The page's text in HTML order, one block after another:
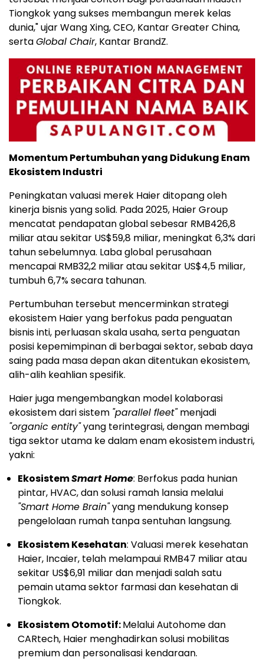
Tiongkok yang sukses membangun merek kelas
dunia," ujar Wang Xing, CEO, Kantar Greater China,
sertaGlobal Chair, Kantar BrandZ.
Momentum Pertumbuhan yang Didukung Enam
Ekosistem Industri
Peningkatan valuasi merek Haier ditopang oleh
kinerja bisnis yang solid. Pada 2025, Haier Group
mencatat pendapatan global sebesar RMB426,8
miliar atau sekitar US$59,8 miliar, meningkat 6,3% dari
tahun sebelumnya. Laba global perusahaan
mencapai RMB32,2 miliar atau sekitar US$4,5 miliar,
tumbuh 6,7% secara tahunan.
Pertumbuhan tersebut mencerminkan strategi
ekosistem Haier yang berfokus pada penguatan
bisnis inti, perluasan skala usaha, serta penguatan
posisi kepemimpinan di berbagai sektor, sebab daya
saing pada masa depan akan ditentukan ekosistem,
alih-alih keahlian spesifik.
Haier juga mengembangkan model kolaborasi
ekosistem dari sistem "parallel fleet"menjadi
"organic entity"yang terintegrasi, dengan membagi
tiga sektor utama ke dalam enam ekosistem industri,
yakni:
EkosistemSmart Home: Berfokus pada hunian
pintar, HVAC, dan solusi ramah lansia melalui
"Smart Home Brain"yang mendukung konsep
pengelolaan rumah tanpa sentuhan langsung.
Ekosistem Kesehatan: Valuasi merek kesehatan
Haier, Incaier, telah melampaui RMB47 miliar atau
sekitar US$6,91 miliar dan menjadi salah satu
pemain utama sektor farmasi dan kesehatan di
Tiongkok.
Ekosistem Otomotif:Melalui Autohome dan
CARtech, Haier menghadirkan solusi mobilitas
premium dan personalisasi kendaraan.